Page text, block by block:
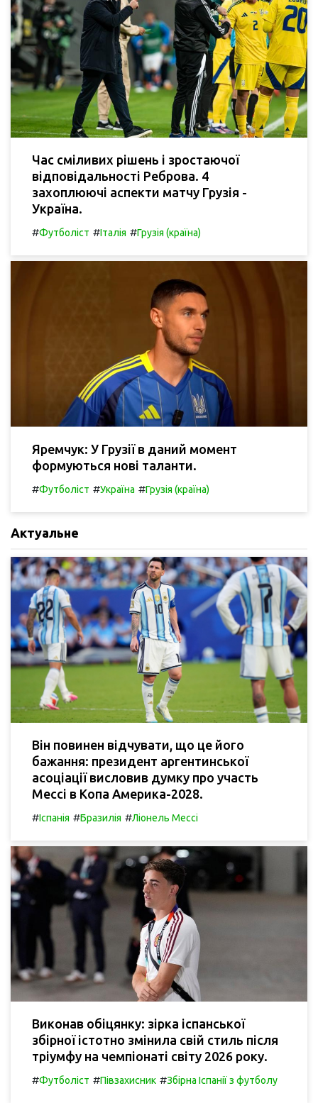
Час сміливих рішень і зростаючої
відповідальності Реброва. 4
захоплюючі аспекти матчу Грузія -
Україна.
#Футболіст #Італія #Грузія (країна)
Яремчук: У Грузії в даний момент
формуються нові таланти.
#Футболіст #Україна #Грузія (країна)
Актуальне
Він повинен відчувати, що це його
бажання: президент аргентинської
асоціації висловив думку про участь
Мессі в Копа Америка-2028.
#Іспанія #Бразилія #Ліонель Мессі
Виконав обіцянку: зірка іспанської
збірної істотно змінила свій стиль після
тріумфу на чемпіонаті світу 2026 року.
#Футболіст #Півзахисник #Збірна Іспанії з футболу